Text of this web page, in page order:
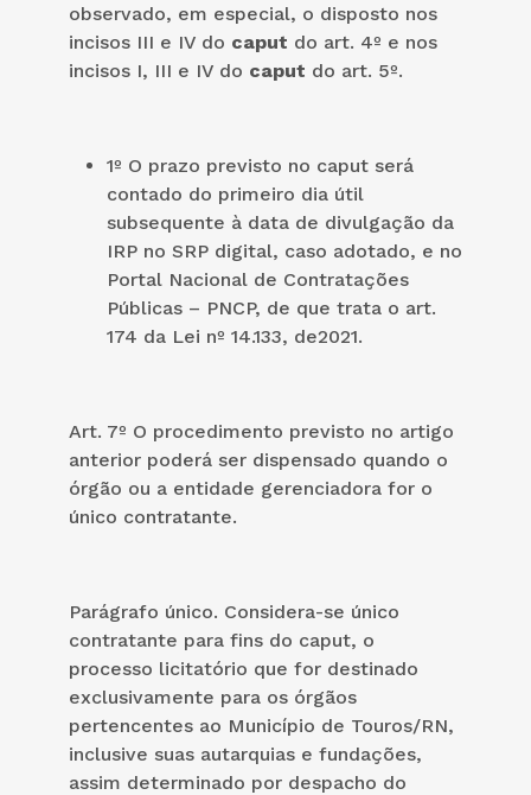
observado, em especial, o disposto nos
incisos III e IV do caput do art. 4º e nos
incisos I, III e IV do caput do art. 5º.
1º O prazo previsto no caput será
contado do primeiro dia útil
subsequente à data de divulgação da
IRP no SRP digital, caso adotado, e no
Portal Nacional de Contratações
Públicas – PNCP, de que trata o art.
174 da Lei nº 14.133, de2021.
Art. 7º O procedimento previsto no artigo
anterior poderá ser dispensado quando o
órgão ou a entidade gerenciadora for o
único contratante.
Parágrafo único. Considera-se único
contratante para fins do caput, o
processo licitatório que for destinado
exclusivamente para os órgãos
pertencentes ao Município de Touros/RN,
inclusive suas autarquias e fundações,
assim determinado por despacho do